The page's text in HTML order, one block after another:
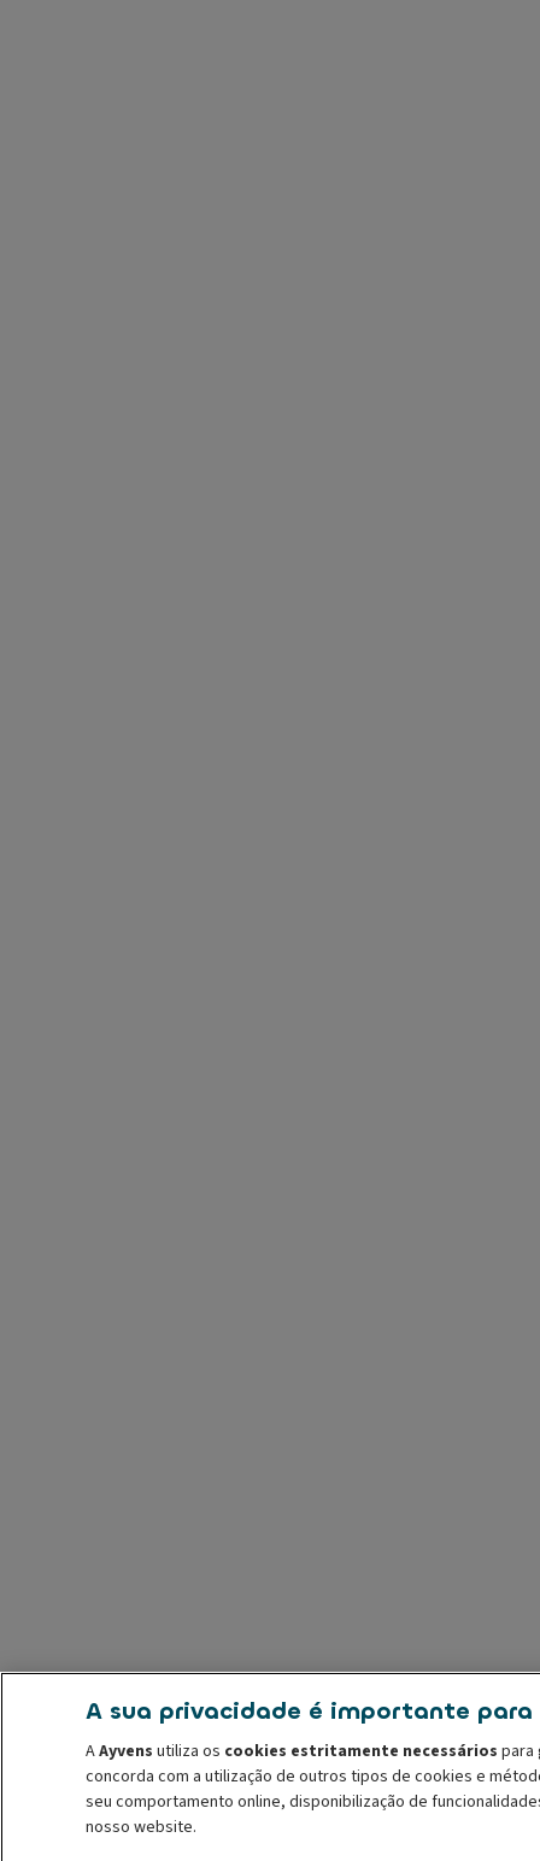
A sua privacidade é importante para
AAyvens utiliza os cookies estritamente necessários para
concorda com a utilização de outros tipos de cookies e
seu comportamento online, disponibilização de
nosso website.